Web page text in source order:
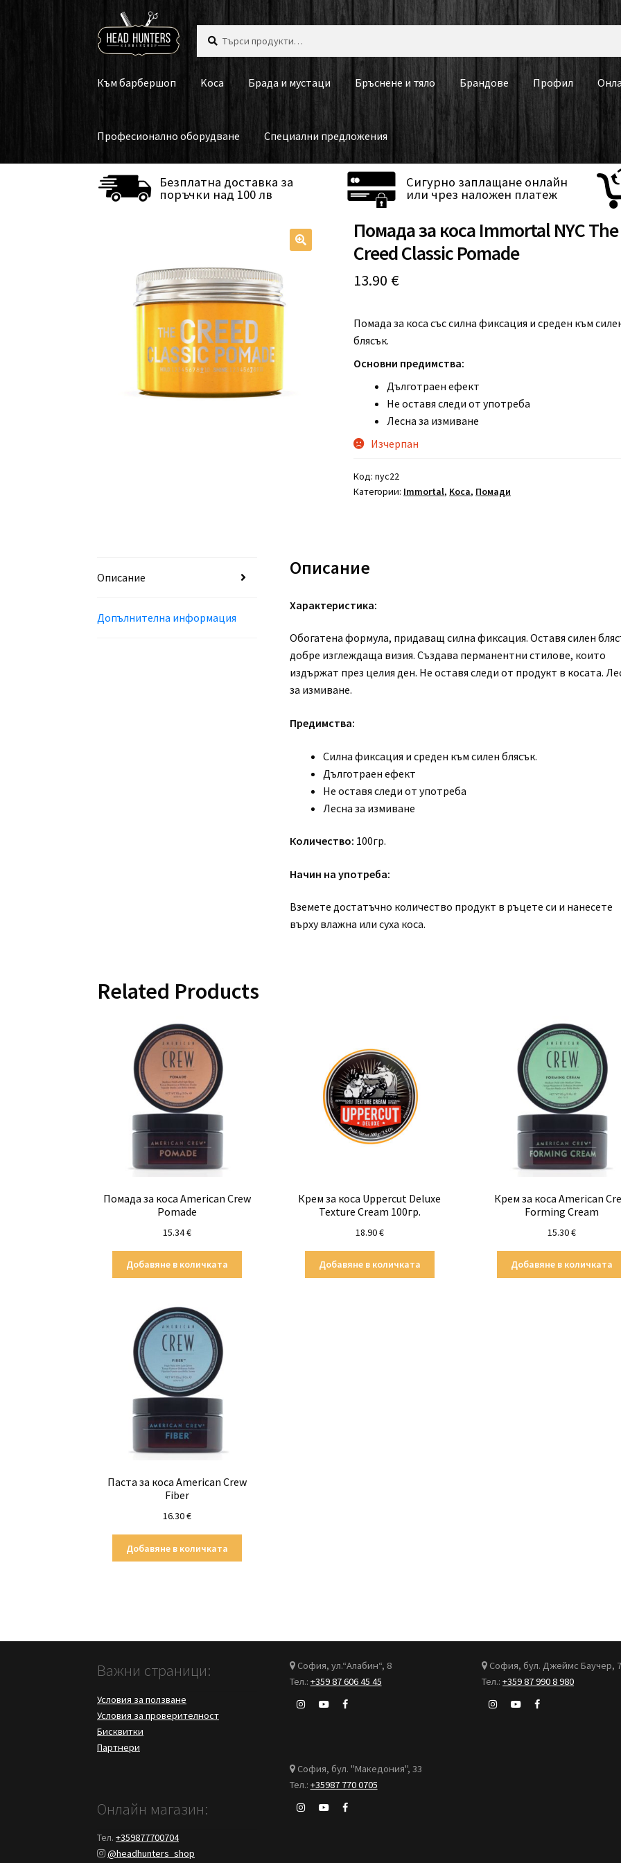
to
navigation
to
content
Към барбершоп Koca Брада и мустаци Бръснене и тяло Брандове Профил
Професионално оборудване Специални предложения
Безплатна доставка за
поръчки над 100 лв
Сигурно заплащане онлайн
или чрез наложен платеж
Помада за коса Immortal NYC The
Creed Classic Pomade
13.90 €
Помада за коса със силна фиксация и среден към
блясък.
Основни предимства:
Дълготраен ефект
Не оставя следи от употреба
Лесна за измиване
Изчерпан
Код:nyc22
Категории: Immortal, Koca, Помади
Описание
Допълнителна информация
Описание
Характеристика:
Обогатена формула, придаващ силна фиксация. Оставя силен
добре изглеждаща визия. Създава перманентни стилове, които
издържат през целия ден. Не оставя следи от продукт в косата.
за измиване.
Предимства:
Силна фиксация и среден към силен блясък.
Дълготраен ефект
Не оставя следи от употреба
Лесна за измиване
Количество: 100гр.
Начин на употреба:
Вземете достатъчно количество продукт в ръцете си и нанесете
върху влажна или суха коса.
Related Products
Помада за коса American Crew
Pomade
15.34€
Добавяне в количката
Крем за коса Uppercut Deluxe
Texture Cream 100гр.
18.90€
Добавяне в количката
Крем за коса American
Forming Cream
15.30€
Добавяне в количката
Паста за коса American Crew
Fiber
16.30€
Добавяне в количката
Важни страници:
Условия за ползване
Условия за проверителност
Бисквитки
Партнери
Онлайн магазин:
Тел.+359877700704
@headhunters_shop
София, ул.“Алабин“, 8
Тел.: +359 87 606 45 45
София, бул. "Македония", 33
Тел.: +35987 770 0705
София, бул. Джеймс Баучер,
Тел.:+359 87 990 8 980